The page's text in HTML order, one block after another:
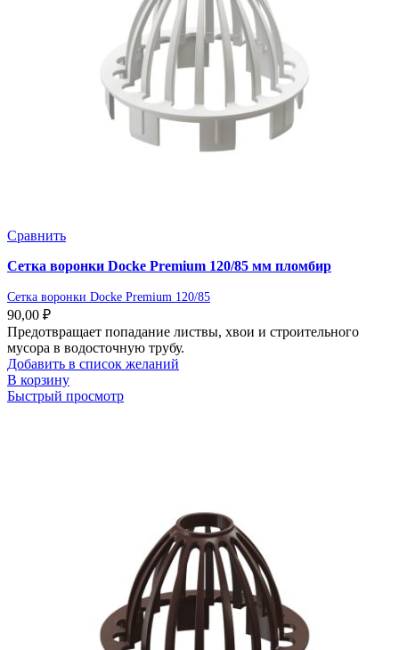
Сравнить
Сетка воронки Docke Premium 120/85 мм пломбир
Сетка воронки Docke Premium 120/85
90,00 ₽
Предотвращает попадание листвы, хвои и строительного
мусора в водосточную трубу.
Добавить в список желаний
В корзину
Быстрый просмотр